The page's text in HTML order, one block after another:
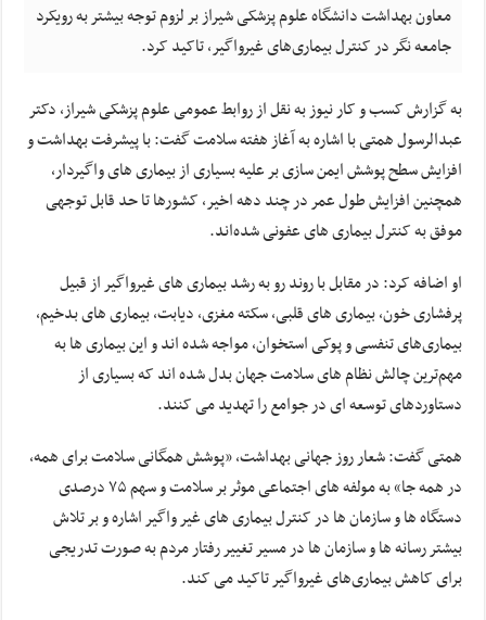
معاون بهداشت دانشگاه علوم پزشکی شیراز بر لزوم توجه بیشتر به رویکرد
جامعه نگر در کنترل بیماری‌های غیرواگیر، تاکید کرد.
به گزارش کسب و کار نیوز به نقل از روابط عمومی علوم پزشکی شیراز، دکتر
عبدالرسول همتی با اشاره به آغاز هفته سلامت گفت: با پیشرفت بهداشت و
افزایش سطح پوشش ایمن سازی بر علیه بسیاری از بیماری های واگیردار،
همچنین افزایش طول عمر در چند دهه اخیر، کشورها تا حد قابل توجهی
موفق به کنترل بیماری های عفونی شده‌اند.
او اضافه کرد: در مقابل با روند رو به رشد بیماری های غیرواگیر از قبیل
پرفشاری خون، بیماری های قلبی، سکته مغزی، دیابت، بیماری های بدخیم،
بیماری‌های تنفسی و پوکی استخوان، مواجه شده اند و این بیماری ‌ها به
مهم‌ترین چالش نظام ‌های سلامت جهان بدل شده ‌اند که بسیاری از
دستاوردهای توسعه ‌ای در جوامع را تهدید می ‌کنند.
همتی گفت: شعار روز جهانی بهداشت، «پوشش همگانی سلامت برای همه،
در همه جا» به مولفه‌ های اجتماعی موثر بر سلامت و سهم ۷۵ درصدی
دستگاه ها و سازمان‌ ها در کنترل بیماری های غیر واگیر اشاره و بر تلاش
بیشتر رسانه ‌ها و سازمان ‌ها در مسیر تغییر رفتار مردم به‌ صورت تدریجی
برای کاهش بیماری‌‌های غیرواگیر تاکید می کند.